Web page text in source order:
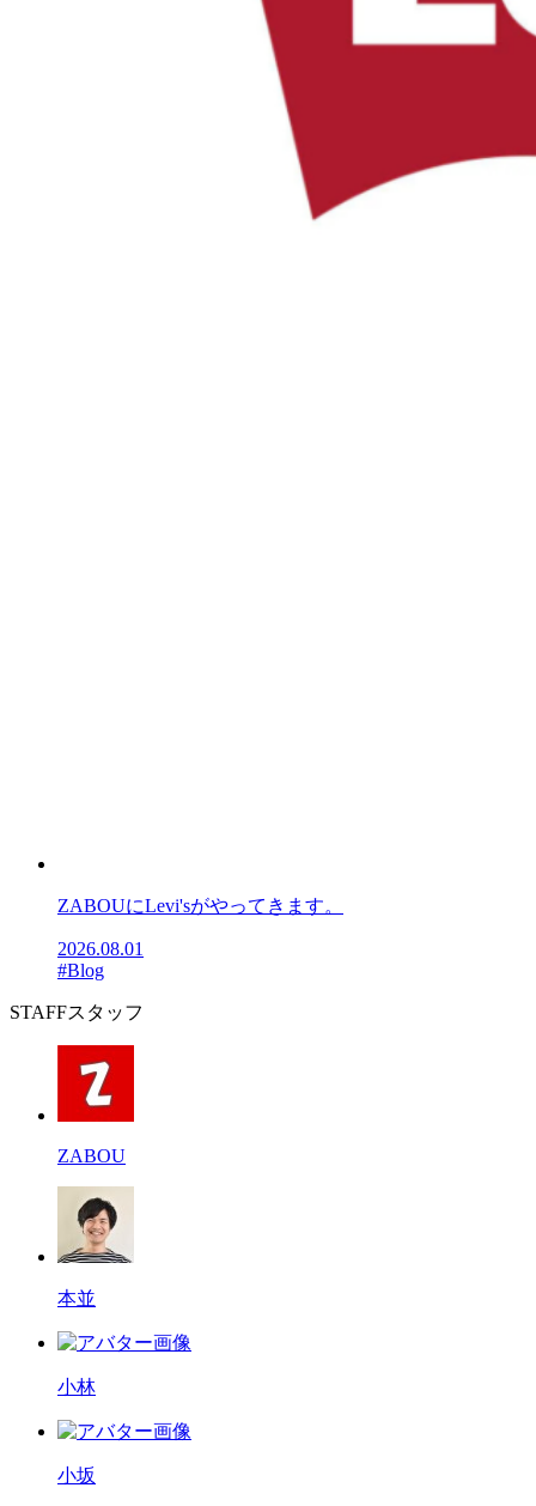
ZABOUにLevi'sがやってきます。
2026.08.01
#Blog
STAFFスタッフ
ZABOU
本並
小林
小坂